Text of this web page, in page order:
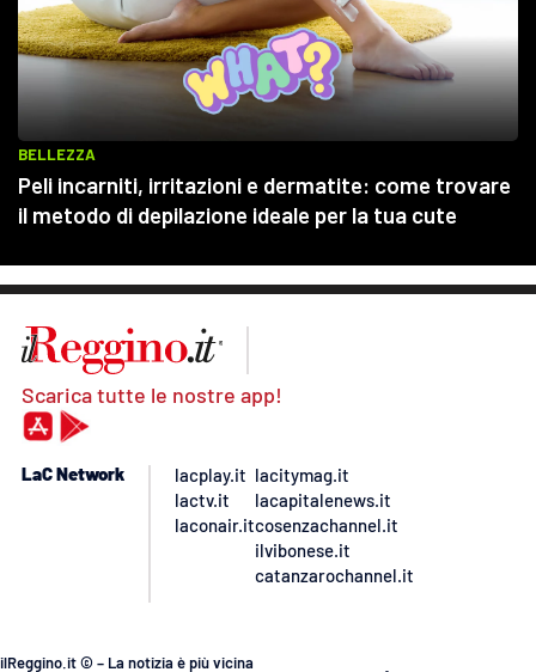
Scarica tutte le nostre app!
LaC Network
lacplay.it
lactv.it
laconair.it
lacitymag.it
lacapitalenews.it
cosenzachannel.it
ilvibonese.it
catanzarochannel.it
ilReggino.it © – La notizia è più vicina